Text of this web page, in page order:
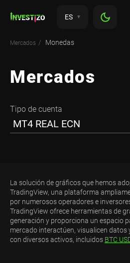
ES
Mercados Monedas
Mercados
Tipo de cuenta
MT4 REAL ECN
La solución de gráficos que hemos
TradingView, una plataforma
por numerosos operadores e
TradingView ofrece herramientas de
generación y proporciona un espacio
mercado interactúen, visualicen datos
con diversos activos, incluidos BTC